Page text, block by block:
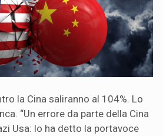
la Cina saliranno al 104%. Lo
“Un errore da parte della Cina
Usa: lo ha detto la portavoce